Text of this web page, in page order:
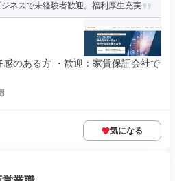
ネスで未経験者歓迎。福利厚生充実
のある方 ・歓迎：家賃保証会社で
気になる